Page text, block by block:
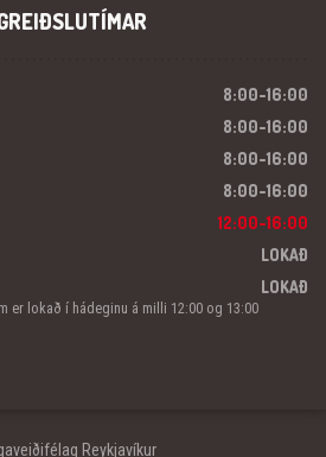
8:00-16:00
8:00-16:00
8:00-16:00
8:00-16:00
12:00-16:00
LOKAÐ
LOKAÐ
er lokað í hádeginu á milli 12:00 og 13:00
Reykjavíkur